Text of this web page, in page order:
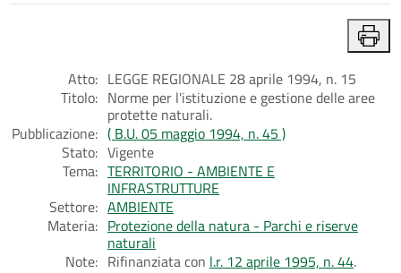
Atto: LEGGE REGIONALE 28 aprile 1994, n. 15
Titolo: Norme per l'istituzione e gestione delle aree
protette naturali.
Pubblicazione: ( B.U. 05 maggio 1994, n. 45 )
Stato: Vigente
Tema: TERRITORIO - AMBIENTE E
INFRASTRUTTURE
Settore: AMBIENTE
Materia: Protezione della natura - Parchi e riserve
naturali
Note: Rifinanziata con l.r. 12 aprile 1995, n. 44.